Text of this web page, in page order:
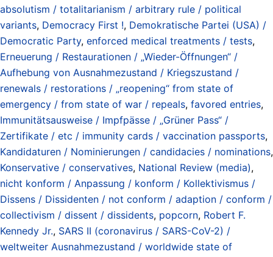
absolutism / totalitarianism / arbitrary rule / political
variants, Democracy First !, Demokratische Partei (USA) /
Democratic Party, enforced medical treatments / tests,
Erneuerung / Restaurationen / „Wieder-Öffnungen“ /
Aufhebung von Ausnahmezustand / Kriegszustand /
renewals / restorations / „reopening“ from state of
emergency / from state of war / repeals, favored entries,
Immunitätsausweise / Impfpässe / „Grüner Pass“ /
Zertifikate / etc / immunity cards / vaccination passports,
Kandidaturen / Nominierungen / candidacies / nominations,
Konservative / conservatives, National Review (media),
nicht konform / Anpassung / konform / Kollektivismus /
Dissens / Dissidenten / not conform / adaption / conform /
collectivism / dissent / dissidents, popcorn, Robert F.
Kennedy Jr., SARS II (coronavirus / SARS-CoV-2) /
weltweiter Ausnahmezustand / worldwide state of